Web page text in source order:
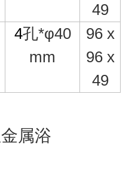
49
4孔*φ40
mm
96 x
96 x
49